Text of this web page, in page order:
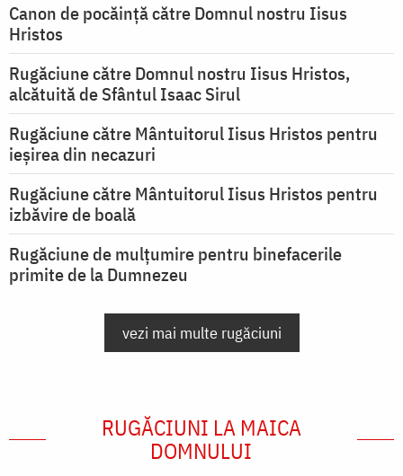
Canon de pocăință către Domnul nostru Iisus
Hristos
Rugăciune către Domnul nostru Iisus Hristos,
alcătuită de Sfântul Isaac Sirul
Rugăciune către Mântuitorul Iisus Hristos pentru
ieşirea din necazuri
Rugăciune către Mântuitorul Iisus Hristos pentru
izbăvire de boală
Rugăciune de mulțumire pentru binefacerile
primite de la Dumnezeu
vezi mai multe rugăciuni
RUGĂCIUNI LA MAICA
DOMNULUI